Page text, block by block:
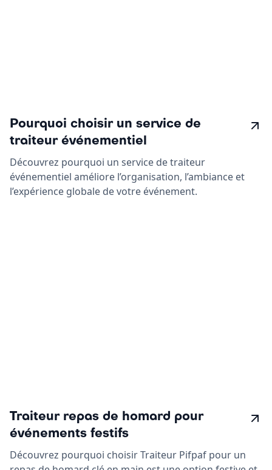
Pourquoi choisir un service de
traiteur événementiel
Découvrez pourquoi un service de traiteur
événementiel améliore l’organisation, l’ambiance et
l’expérience globale de votre événement.
Traiteur repas de homard pour
événements festifs
Découvrez pourquoi choisir Traiteur Pifpaf pour un